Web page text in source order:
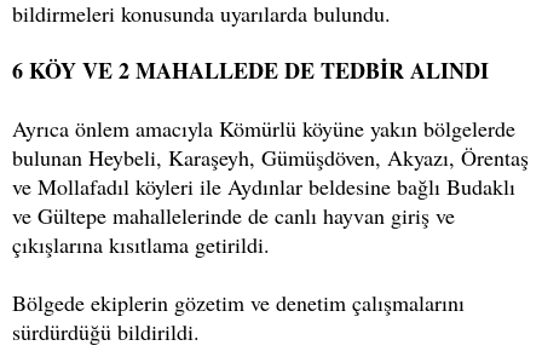
bildirmeleri konusunda uyarılarda bulundu.
6 KÖY VE 2 MAHALLEDE DE TEDBİR ALINDI
Ayrıca önlem amacıyla Kömürlü köyüne yakın bölgelerde
bulunan Heybeli, Karaşeyh, Gümüşdöven, Akyazı, Örentaş
ve Mollafadıl köyleri ile Aydınlar beldesine bağlı Budaklı
ve Gültepe mahallelerinde de canlı hayvan giriş ve
çıkışlarına kısıtlama getirildi.
Bölgede ekiplerin gözetim ve denetim çalışmalarını
sürdürdüğü bildirildi.